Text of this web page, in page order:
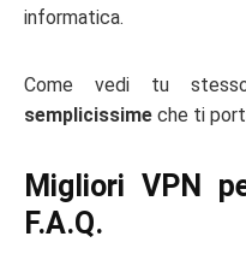
informatica.
Come vedi tu
semplicissime che ti
Migliori VPN
F.A.Q.